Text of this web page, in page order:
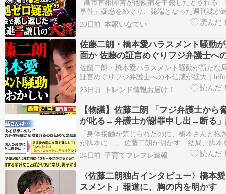
高市首相陣営が他候補を中傷したとされる
事件」疑惑をめぐり、発端となった週刊誌が
実上後退させ、通信社も記事を訂正・謝罪し
に、問題の動画を作成したとされる当人も「
の具体的な指示はなかった」と証言しまし
かか…
20日前 本家いなてい
佐藤二朗・橋本愛ハラスメント騒動
面か 佐藤の証言めぐりフジ弁護士へ
拡大
佐藤二朗・橋本愛ハラスメント騒動が新たな
証言めぐりフジ弁護士への不信感が拡大｜
ス俳優の佐藤二朗と俳優の橋本愛のハラスメ
ぐり、ネット上ではフジテレビと同局のコン
担当弁護士への批判の声が集まる新展開とな
23日…
23日前 トレンド情報お届け！
【物議】佐藤二朗 「フジ弁護士から
が叱る→弁護士が謝罪申し出→断る
SNS物議…真相を弁護士に直撃
「身体接触が禁じられたのに、橋本さんと抱
が脚本に…」 佐藤二朗が明かす「結局、脚本
事態に」 …月1日配信の「週刊文春 電子版」
春」）は、同ドラマで主演の佐藤二朗が、撮
く主演の橋本愛へのハラスメント行為に及ん
惑”… （出典…
24日前 子育てフレフレ速報
〈佐藤二朗独占インタビュー〉橋本
スメント」報道に、胸の内を明かす